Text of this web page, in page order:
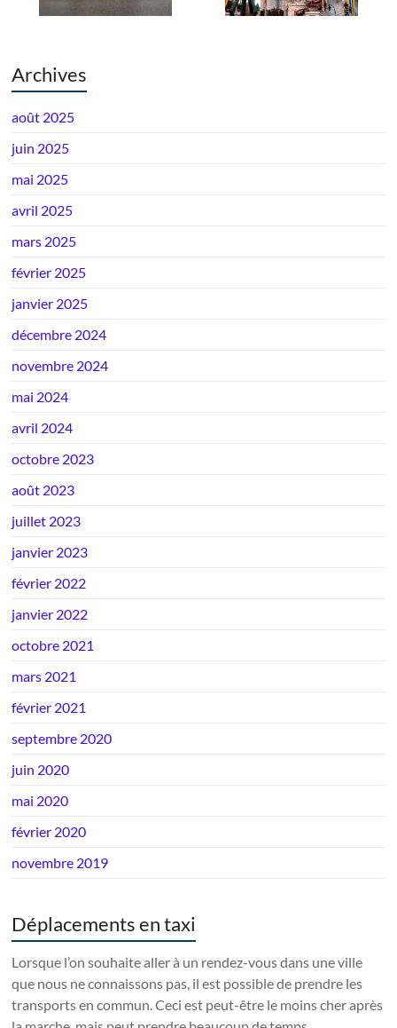
Archives
août 2025
juin 2025
mai 2025
avril 2025
mars 2025
février 2025
janvier 2025
décembre 2024
novembre 2024
mai 2024
avril 2024
octobre 2023
août 2023
juillet 2023
janvier 2023
février 2022
janvier 2022
octobre 2021
mars 2021
février 2021
septembre 2020
juin 2020
mai 2020
février 2020
novembre 2019
Déplacements en taxi
Lorsque l’on souhaite aller à un rendez-vous dans une ville
que nous ne connaissons pas, il est possible de prendre les
transports en commun. Ceci est peut-être le moins cher après